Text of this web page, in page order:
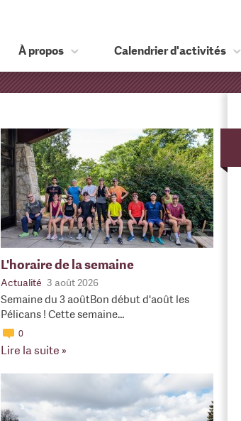
À propos Calendrier d'activités
L'horaire de la semaine
Actualité 3 août 2026
Semaine du 3 aoûtBon début d'août les
Pélicans ! Cette semaine…
0
Lire la suite »